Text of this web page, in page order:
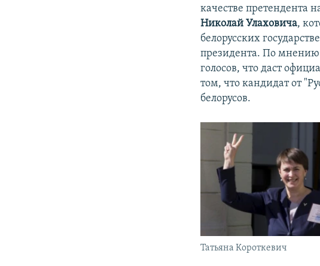
качестве претендента
Николай Улаховича,
белорусских
президента. По мнению
голосов, что даст
том, что кандидат от
белорусов.
Татьяна Короткевич